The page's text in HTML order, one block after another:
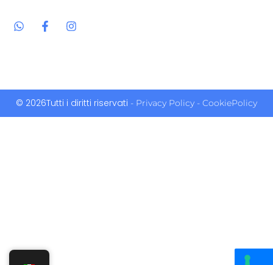
© 2026Tutti i diritti riservati - Privacy Policy - CookiePolicy